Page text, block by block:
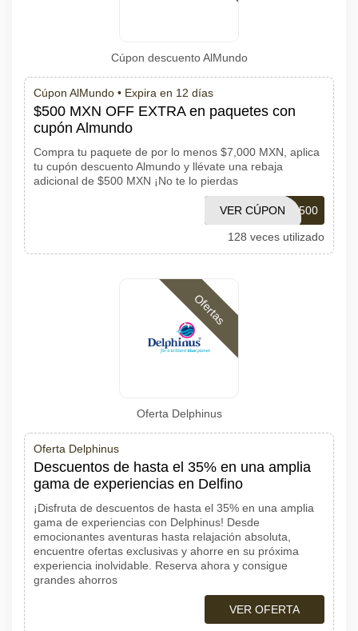
Cúpon descuento AlMundo
Cúpon AlMundo • Expira en 12 días
$500 MXN OFF EXTRA en paquetes con
cupón Almundo
Compra tu paquete de por lo menos $7,000 MXN, aplica
tu cupón descuento Almundo y llévate una rebaja
adicional de $500 MXN ¡No te lo pierdas
PAL500
VER CÚPON
128 veces utilizado
Ofertas
Oferta Delphinus
Oferta Delphinus
Descuentos de hasta el 35% en una amplia
gama de experiencias en Delfino
¡Disfruta de descuentos de hasta el 35% en una amplia
gama de experiencias con Delphinus! Desde
emocionantes aventuras hasta relajación absoluta,
encuentre ofertas exclusivas y ahorre en su próxima
experiencia inolvidable. Reserva ahora y consigue
grandes ahorros
VER OFERTA